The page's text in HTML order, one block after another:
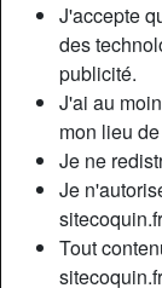
J'accepte
des
publicité.
J'ai au
mon lieu
Je ne
Je
Tout
Nickname:
Âge: